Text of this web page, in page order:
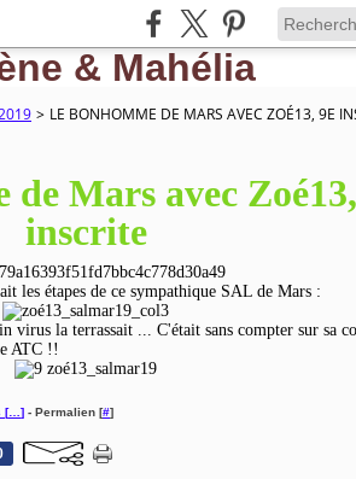
> LE BONHOMME DE MARS AVEC ZOÉ13, 9E
de Mars avec
inscrite
les étapes de ce sympathique SAL de Mars :
la terrassait ... C'était sans compter sur sa
ATC !!
[… ] - Permalien [#]